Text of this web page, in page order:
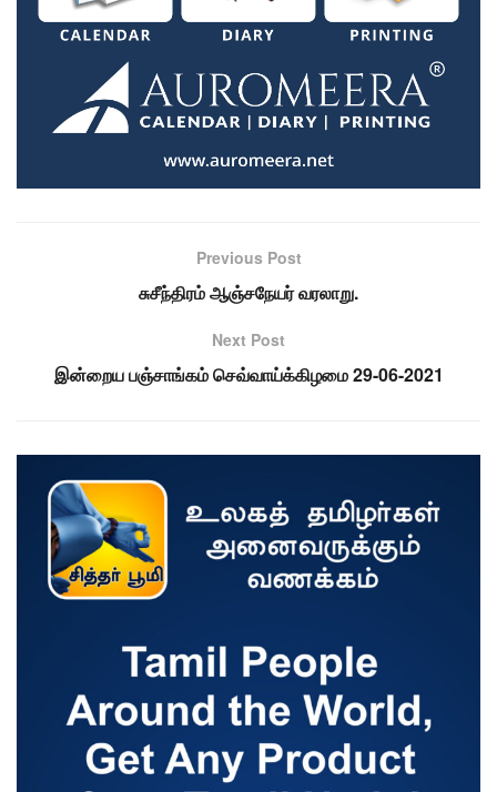
Previous Post
சுசீந்திரம் ஆஞ்சநேயர் வரலாறு.
Next Post
இன்றைய பஞ்சாங்கம் செவ்வாய்க்கிழமை 29-06-2021